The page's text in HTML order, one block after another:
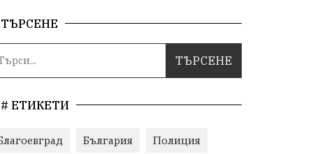
ТЪРСЕНЕ
# ЕТИКЕТИ
България Полиция